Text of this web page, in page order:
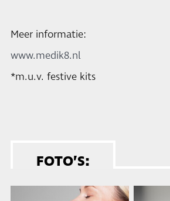
Meer informatie:
www.medik8.nl
*m.u.v. festive kits
FOTO’S: